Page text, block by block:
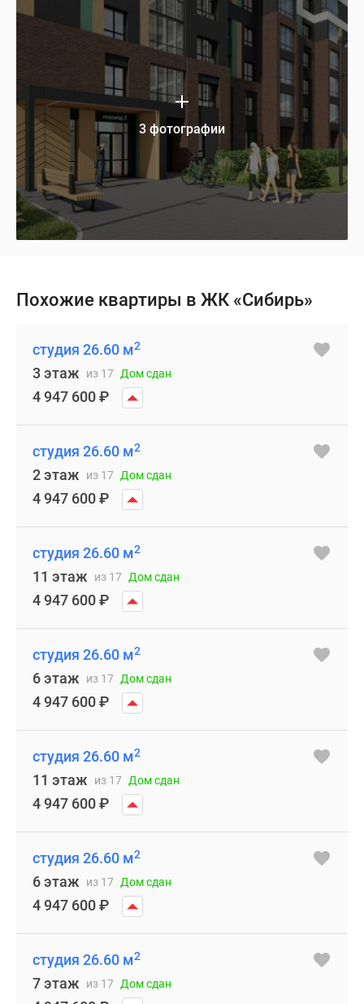
3 фотографии
Похожие квартиры в ЖК «Сибирь»
студия 26.60 м2
3 этаж из 17 Дом сдан
4 947 600₽
студия 26.60 м2
2 этаж из 17 Дом сдан
4 947 600₽
студия 26.60 м2
11 этаж из 17 Дом сдан
4 947 600₽
студия 26.60 м2
6 этаж из 17 Дом сдан
4 947 600₽
студия 26.60 м2
11 этаж из 17 Дом сдан
4 947 600₽
студия 26.60 м2
6 этаж из 17 Дом сдан
4 947 600₽
студия 26.60 м2
7 этаж из 17 Дом сдан